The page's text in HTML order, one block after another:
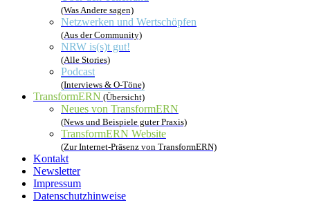
(Was Andere sagen)
Netzwerken und Wertschöpfen
(Aus der Community)
NRW is(s)t gut!
(Alle Stories)
Podcast
(Interviews & O-Töne)
TransformERN (Übersicht)
Neues von TransformERN
(News und Beispiele guter Praxis)
TransformERN Website
(Zur Internet-Präsenz von TransformERN)
Kontakt
Newsletter
Impressum
Datenschutzhinweise